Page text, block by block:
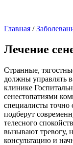
Главная /
Лечение
Странные,
должны управлять
клинике
сенестопатиями
специалисты точно
подберут
телесного
вызывают тревогу,
консультацию и